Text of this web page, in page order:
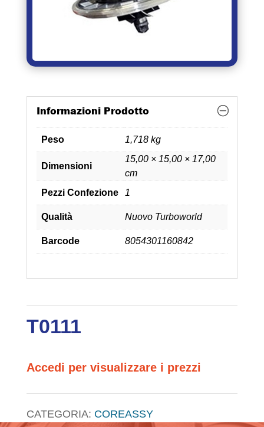
Informazioni Prodotto
Peso 1,718 kg
Dimensioni
15,00 × 15,00 × 17,00
cm
Pezzi Confezione
1
Qualità Nuovo Turboworld
Barcode 8054301160842
T0111
Accedi per visualizzare i prezzi
CATEGORIA: COREASSY